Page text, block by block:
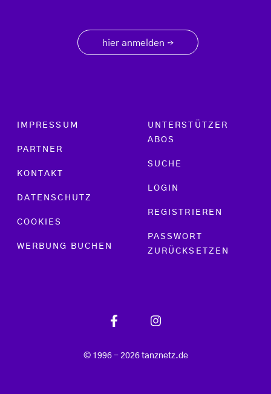
hier anmelden →
Footer menu
IMPRESSUM
PARTNER
KONTAKT
DATENSCHUTZ
COOKIES
WERBUNG BUCHEN
UNTERSTÜTZER
ABOS
SUCHE
LOGIN
REGISTRIEREN
PASSWORT
ZURÜCKSETZEN
© 1996 - 2026 tanznetz.de